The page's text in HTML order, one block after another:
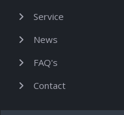
Service
News
FAQ's
Contact